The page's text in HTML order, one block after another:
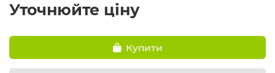
Уточнюйте ціну
Купити